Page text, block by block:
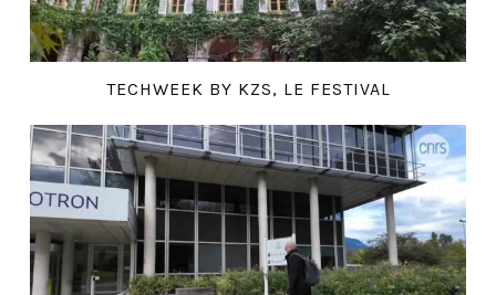
TECHWEEK BY KZS, LE FESTIVAL